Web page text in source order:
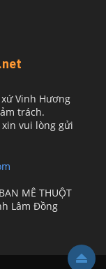
Vinh Hương
trách.
vui lòng gửi
MÊ THUỘT
Lâm Đồng